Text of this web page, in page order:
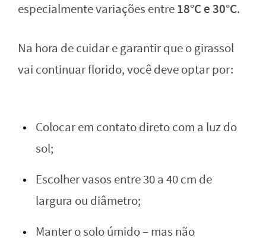
especialmente variações entre18°C e 30°C.
Na hora de cuidar e garantir que o girassol
vai continuar florido, você deve optar por:
Colocar em contato direto com a luz do
sol;
Escolher vasos entre 30 a 40 cm de
largura ou diâmetro;
Manter o solo úmido – mas não